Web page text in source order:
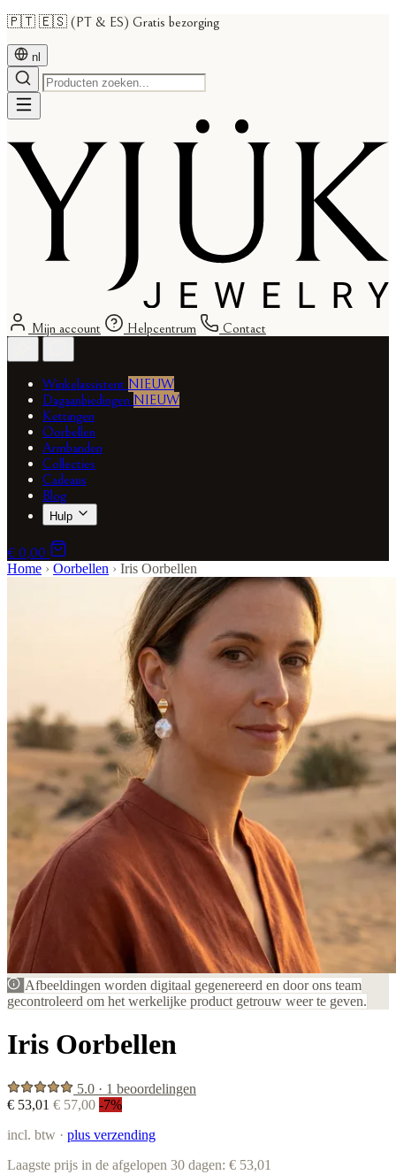
🇵🇹 🇪🇸 (PT & ES) Gratis bezorging
nl
Mijn account Helpcentrum Contact
Winkelassistent NIEUW
Dagaanbiedingen NIEUW
Kettingen
Oorbellen
Armbanden
Collecties
Cadeaus
Blog
Hulp
€ 0,00
Home › Oorbellen › Iris Oorbellen
Afbeeldingen worden digitaal gegenereerd en door ons team
gecontroleerd om het werkelijke product getrouw weer te geven.
Iris Oorbellen
5.0 · 1 beoordelingen
€ 53,01 € 57,00 -7%
incl. btw · plus verzending
Laagste prijs in de afgelopen 30 dagen: € 53,01